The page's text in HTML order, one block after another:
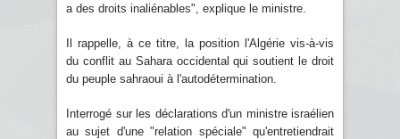
a des droits inaliénables", explique le ministre.
Il rappelle, à ce titre, la position l'Algérie vis-à-vis
du conflit au Sahara occidental qui soutient le droit
du peuple sahraoui à l'autodétermination.
Interrogé sur les déclarations d'un ministre israélien
au sujet d'une "relation spéciale" qu'entretiendrait